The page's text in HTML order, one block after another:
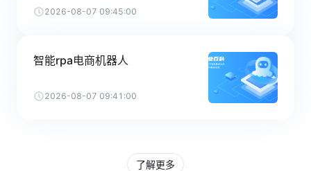
2026-08-07 09:45:00
智能rpa电商机器人
2026-08-07 09:41:00
了解更多